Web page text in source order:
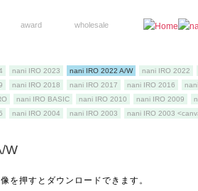
award wholesale
nani IRO 2023 nani IRO 2022 A/W
nani IRO 2022
nani IRO 2018 nani IRO 2017 nani IRO 2016
nani IRO BASIC nani IRO 2010 nani IRO 2009
nani IRO 2004 nani IRO 2003 nani IRO 2003
W
を押すとダウンロードできます。